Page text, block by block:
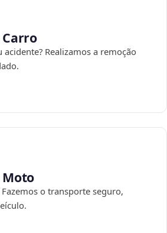
Realizamos a remoção
Moto
o transporte seguro,